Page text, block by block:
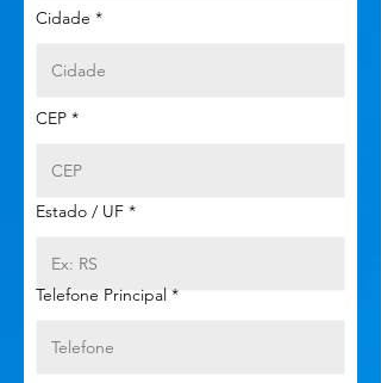
Cidade
CEP
Estado / UF
Telefone Principal